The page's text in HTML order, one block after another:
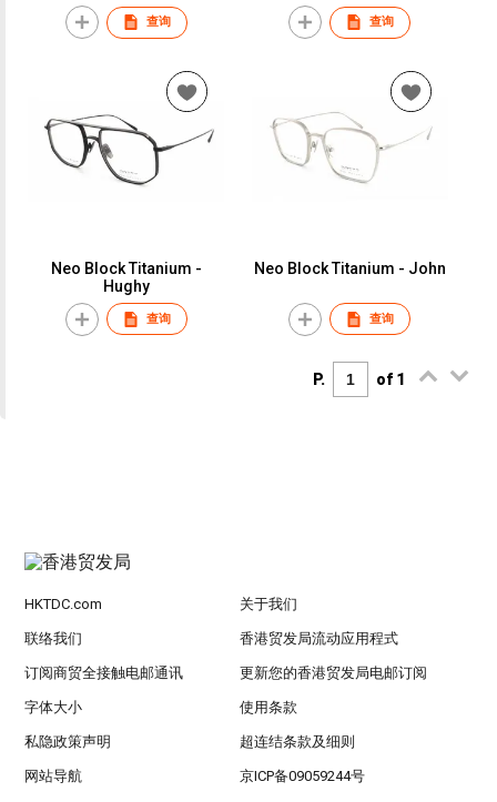
查询 查询
Neo Block Titanium -
Hughy
查询
Neo Block Titanium - John
查询
P. of 1
HKTDC.com 关于我们
联络我们 香港贸发局流动应用程式
订阅商贸全接触电邮通讯 更新您的香港贸发局电邮订阅
字体大小 使用条款
私隐政策声明 超连结条款及细则
网站导航 京ICP备09059244号